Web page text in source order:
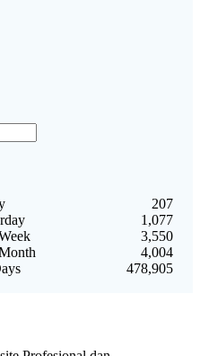
207
1,077
3,550
4,004
478,905